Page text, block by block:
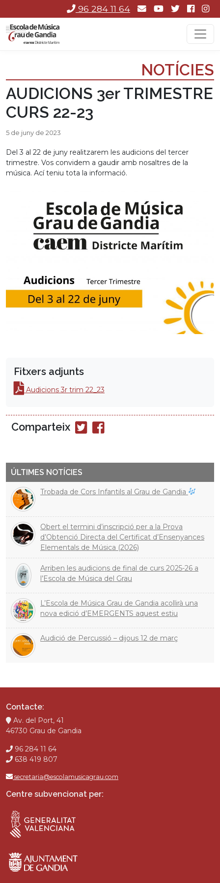
96 284 11 64
NOTÍCIES
AUDICIONS 3er TRIMESTRE
CURS 22-23
5 de juny de 2023
Del 3 al 22 de juny realitzarem les audicions del tercer
trimestre. Vos convidem a gaudir amb nosaltres de la
música. Ací teniu tota la informació.
Fitxers adjunts
Audicions 3r trim 22_23
Comparteix
Compartir
en
Compartir
en
ÚLTIMES NOTÍCIES
Trobada de Cors Infantils al Grau de Gandia
Obert el termini d’inscripció per a la Prova
d’Obtenció Directa del Certificat d’Ensenyances
Elementals de Música (2026)
Arriben les audicions de final de curs 2025-26 a
l’Escola de Música del Grau
L’Escola de Música Grau de Gandia acollirà una
nova edició d’EMERGENTS aquest estiu
Audició de Percussió – dijous 12 de març
Contacte:
Av. del Port, 41
46730 Grau de Gandia
96 284 11 64
638 419 807
secretaria@escolamusicagrau.com
Centre subvencionat per: